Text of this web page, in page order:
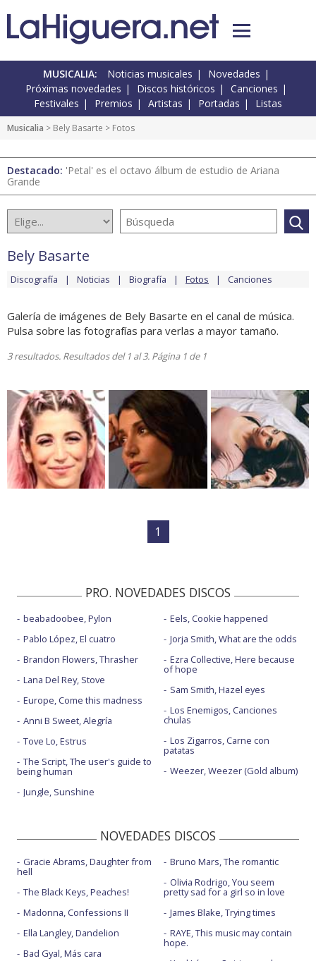
MUSICALIA: Noticias musicales
Novedades
Próximas novedades
Discos históricos
Canciones
Festivales
Premios Artistas Portadas Listas
Musicalia > Bely Basarte > Fotos
Destacado: 'Petal' es el octavo álbum de estudio de Ariana
Grande
Bely Basarte
Discografía Noticias Biografía Fotos Canciones
Galería de imágenes de Bely Basarte en el canal de música.
Pulsa sobre las fotografías para verlas a mayor tamaño.
3 resultados. Resultados del 1 al 3. Página 1 de 1
1
PRO. NOVEDADES DISCOS
beabadoobee, Pylon
Pablo López, El cuatro
Brandon Flowers, Thrasher
Lana Del Rey, Stove
Europe, Come this madness
Anni B Sweet, Alegría
Tove Lo, Estrus
The Script, The user's guide to
being human
Jungle, Sunshine
Eels, Cookie happened
Jorja Smith, What are the odds
Ezra Collective, Here because
of hope
Sam Smith, Hazel eyes
Los Enemigos, Canciones
chulas
Los Zigarros, Carne con
patatas
Weezer, Weezer (Gold album)
NOVEDADES DISCOS
Gracie Abrams, Daughter from
hell
The Black Keys, Peaches!
Madonna, Confessions II
Ella Langley, Dandelion
Bad Gyal, Más cara
Bruno Mars, The romantic
Olivia Rodrigo, You seem
pretty sad for a girl so in love
James Blake, Trying times
RAYE, This music may contain
hope.